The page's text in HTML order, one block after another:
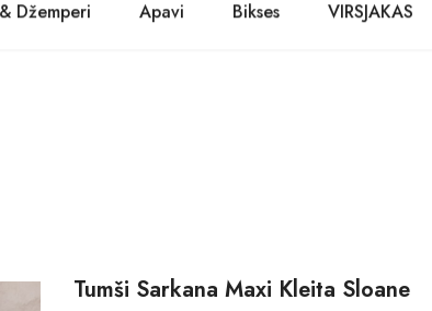
PASŪTĪT TŪLĪT! Prece tiks piegādāta 1-3 dienu laikā.
Džemperi Apavi Bikses VIRSJAKAS
Tumši Sarkana Maxi Kleita Sloane